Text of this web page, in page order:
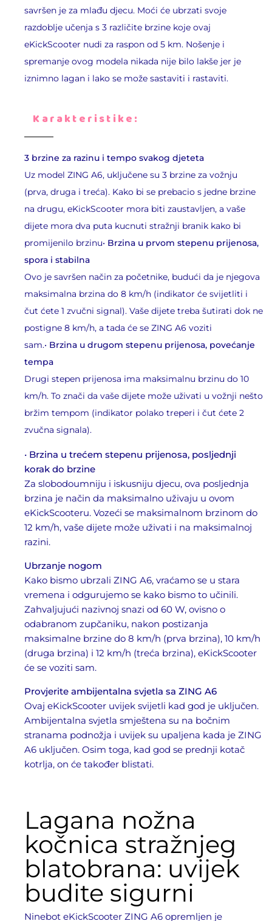
savršen je za mlađu djecu. Moći će ubrzati svoje
razdoblje učenja s 3 različite brzine koje ovaj
eKickScooter nudi za raspon od 5 km. Nošenje i
spremanje ovog modela nikada nije bilo lakše jer je
iznimno lagan i lako se može sastaviti i rastaviti.
Karakteristike:
3 brzine za razinu i tempo svakog djeteta
Uz model ZING A6, uključene su 3 brzine za vožnju
(prva, druga i treća). Kako bi se prebacio s jedne brzine
na drugu, eKickScooter mora biti zaustavljen, a vaše
dijete mora dva puta kucnuti stražnji branik kako bi
promijenilo brzinu• Brzina u prvom stepenu prijenosa,
spora i stabilna
Ovo je savršen način za početnike, budući da je njegova
maksimalna brzina do 8 km/h (indikator će svijetliti i
čut ćete 1 zvučni signal). Vaše dijete treba šutirati dok ne
postigne 8 km/h, a tada će se ZING A6 voziti
sam.• Brzina u drugom stepenu prijenosa, povećanje
tempa
Drugi stepen prijenosa ima maksimalnu brzinu do 10
km/h. To znači da vaše dijete može uživati ​​u vožnji nešto
bržim tempom (indikator polako treperi i čut ćete 2
zvučna signala).
• Brzina u trećem stepenu prijenosa, posljednji
korak do brzine
Za slobodoumniju i iskusniju djecu, ova posljednja
brzina je način da maksimalno uživaju u ovom
eKickScooteru. Vozeći se maksimalnom brzinom do
12 km/h, vaše dijete može uživati ​​i na maksimalnoj
razini.
Ubrzanje nogom
Kako bismo ubrzali ZING A6, vraćamo se u stara
vremena i odgurujemo se kako bismo to učinili.
Zahvaljujući nazivnoj snazi od 60 W, ovisno o
odabranom zupčaniku, nakon postizanja
maksimalne brzine do 8 km/h (prva brzina), 10 km/h
(druga brzina) i 12 km/h (treća brzina), eKickScooter
će se voziti sam.
Provjerite ambijentalna svjetla sa ZING A6
Ovaj eKickScooter uvijek svijetli kad god je uključen.
Ambijentalna svjetla smještena su na bočnim
stranama podnožja i uvijek su upaljena kada je ZING
A6 uključen. Osim toga, kad god se prednji kotač
kotrlja, on će također blistati.
Lagana nožna
kočnica stražnjeg
blatobrana: uvijek
budite sigurni
Ninebot eKickScooter ZING A6 opremljen je